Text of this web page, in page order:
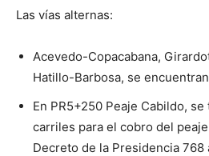
Las vías alternas:
Acevedo-Copacabana,
Hatillo-Barbosa, se
En PR5+250 Peaje Cabildo,
carriles para el cobro del
Decreto de la Presidencia 768